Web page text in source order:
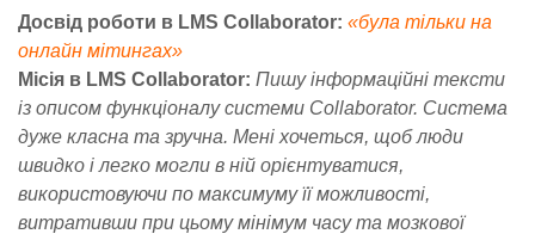
Досвід роботи в LMS Collaborator: «була тільки на
онлайн мітингах»
Місія в LMS Collaborator: Пишу інформаційні тексти
із описом функціоналу системи Collaborator. Система
дуже класна та зручна. Мені хочеться, щоб люди
швидко і легко могли в ній орієнтуватися,
використовуючи по максимуму її можливості,
витративши при цьому мінімум часу та мозкової